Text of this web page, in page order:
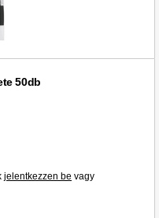
50db
jelentkezzen be vagy